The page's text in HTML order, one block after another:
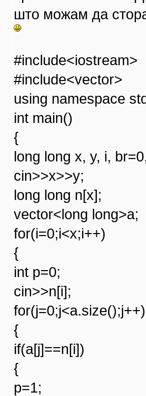
што можам да
#include<iostream>
#include<vector>
using namespace
int main()
{
long long x, y, i,
cin>>x>>y;
long long n[x];
vector<long long>a;
for(i=0;i<x;i++)
{
int p=0;
cin>>n[i];
for(j=0;j<a.size();j++)
{
if(a[j]==n[i])
{
p=1;